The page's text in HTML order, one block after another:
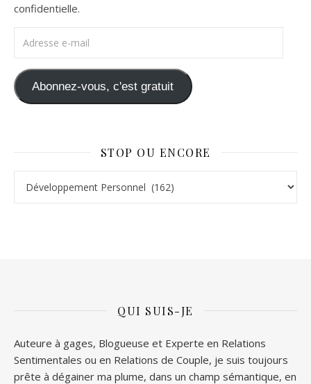
confidentielle.
Abonnez-vous, c'est gratuit
STOP OU ENCORE
QUI SUIS-JE
Auteure à gages, Blogueuse et Experte en Relations
Sentimentales ou en Relations de Couple, je suis toujours
prête à dégainer ma plume, dans un champ sémantique, en